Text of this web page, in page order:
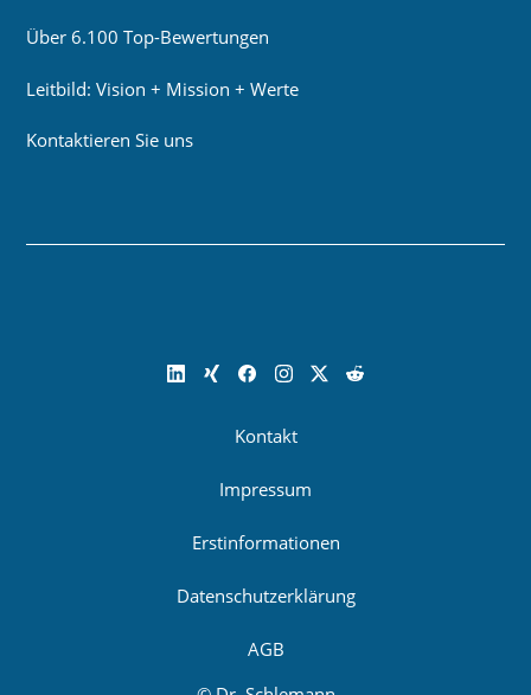
Über 6.100 Top-Bewertungen
Leitbild: Vision + Mission + Werte
Kontaktieren Sie uns
Kontakt
Impressum
Erstinformationen
Datenschutzerklärung
AGB